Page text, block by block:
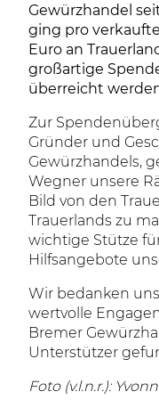
Gewürzhandel
ging pro
Euro an
großartige
überreicht
Zur
Gründer und
Gewürzhandels,
Wegner unsere
Bild von den
Trauerlands zu
wichtige Stütze
Hilfsangebote
Wir bedanken
wertvolle
Bremer
Unterstützer
Foto (v.l.n.r.):